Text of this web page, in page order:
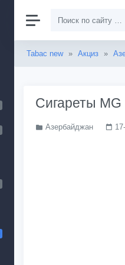
Tabac new » Акциз »
Сигареты
Азербайджан